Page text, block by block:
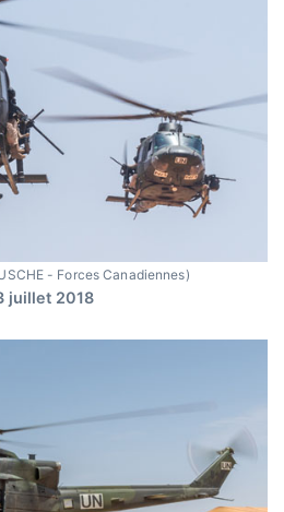
- Forces Canadiennes)
juillet 2018